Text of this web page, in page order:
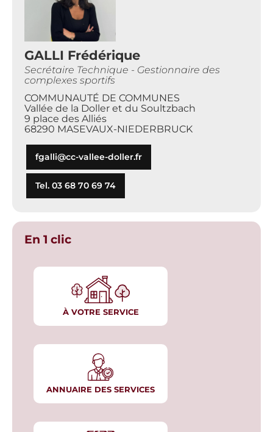
GALLI Frédérique
Secrétaire Technique - Gestionnaire des
complexes sportifs
COMMUNAUTÉ DE COMMUNES
Vallée de la Doller et du Soultzbach
9 place des Alliés
68290 MASEVAUX-NIEDERBRUCK
fgalli@cc-vallee-doller.fr
Tel. 03 68 70 69 74
En 1 clic
À VOTRE SERVICE
ANNUAIRE DES SERVICES